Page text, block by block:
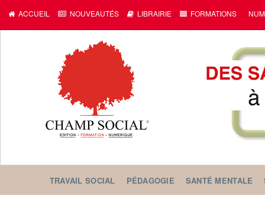
ACCUEIL NOUVEAUTÉS LIBRAIRIE FORMATIONS
TRAVAIL SOCIAL PÉDAGOGIE SANTÉ MENTALE